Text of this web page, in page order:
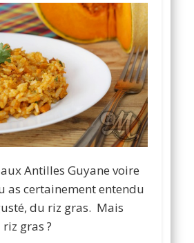
Antilles Guyane voire
as certainement entendu
du riz gras. Mais
gras ?